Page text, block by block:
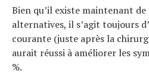
Bien qu’il existe maintenant de
alternatives, il s’agit toujours
courante (juste après la
aurait réussi à améliorer les
%.